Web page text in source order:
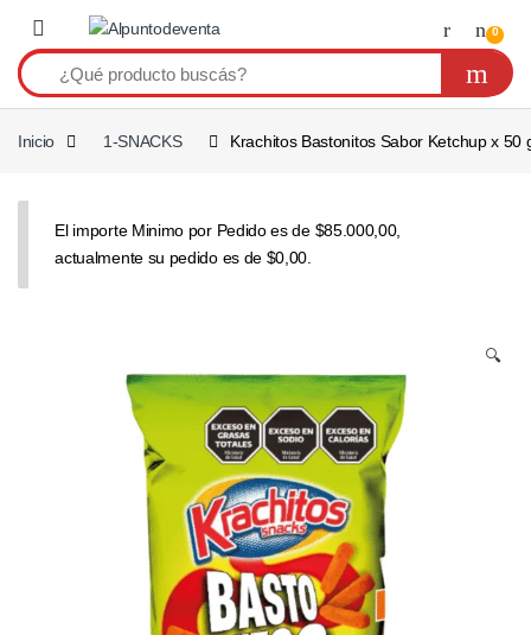
Saltar a navegación
0
Inicio 1-SNACKS Krachitos Bastonitos Sabor Ketchup x 50
El importe Minimo por Pedido es de $85.000,00,
actualmente su pedido es de $0,00.
🔍